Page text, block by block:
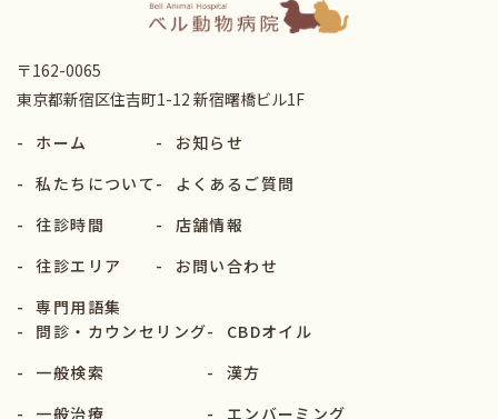
〒162-0065
東京都新宿区住吉町1-12 新宿曙橋ビル1F
-
ホーム
-
私たちについて
-
往診時間
-
往診エリア
-
専門用語集
-
お知らせ
-
よくあるご質問
-
店舗情報
-
お問い合わせ
-
問診・カウンセリング
-
一般検索
-
一般治療
-
CBDオイル
-
漢方
-
エンバーミング